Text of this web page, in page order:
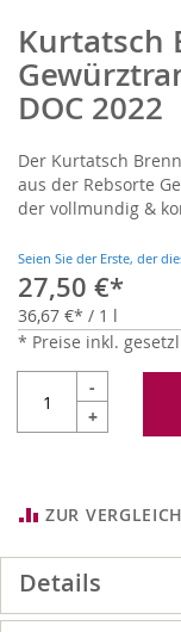
Kurtatsch
DOC 2022
Der Kurtatsch
aus der Rebsorte
der vollmundig &
Seien Sie der Erste, der
27,50 €
36,67 € / 1 l
* Preise inkl.
-
+
ZUR
Zum
Anfang
der
Bildgalerie
Details